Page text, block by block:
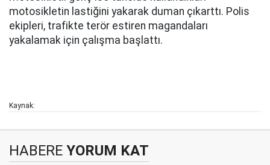
motosikletin lastiğini yakarak duman çıkarttı. Polis
ekipleri, trafikte terör estiren magandaları
yakalamak için çalışma başlattı.
Kaynak:
HABERE YORUM KAT